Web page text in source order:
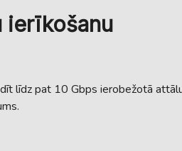
ierīkošanu
līdz pat 10 Gbps ierobežotā